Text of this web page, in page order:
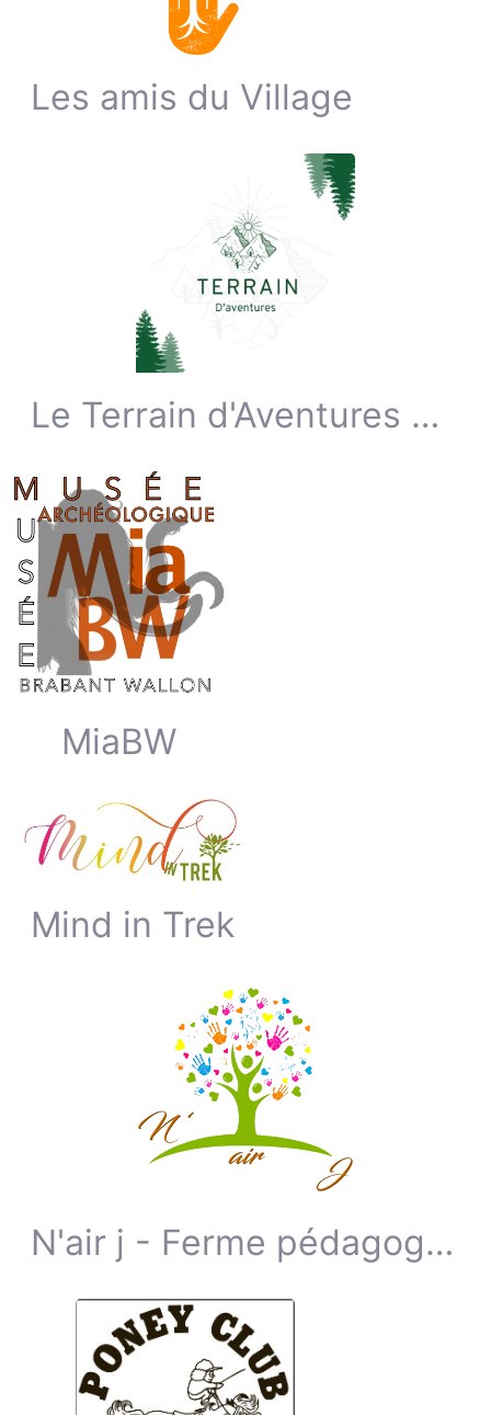
Les amis du Village
Le Terrain d'Aventures ASBL
MiaBW
Mind in Trek
N'air j - Ferme pédagogique